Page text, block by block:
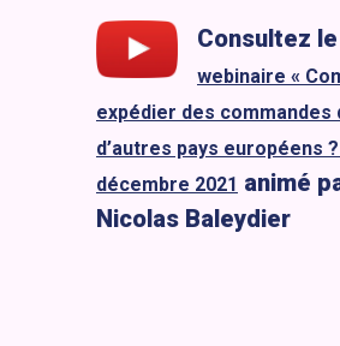
Consultez le
webinaire «
expédier des commandes
d’autres pays européens
décembre 2021 animé
Nicolas Baleydier